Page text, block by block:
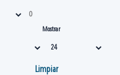
Mostrar
Limpiar